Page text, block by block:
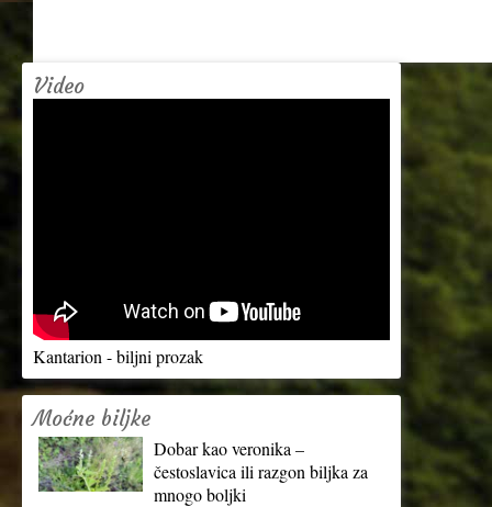
Video
Kantarion - biljni prozak
Moćne biljke
Dobar kao veronika –
čestoslavica ili razgon biljka za
mnogo boljki